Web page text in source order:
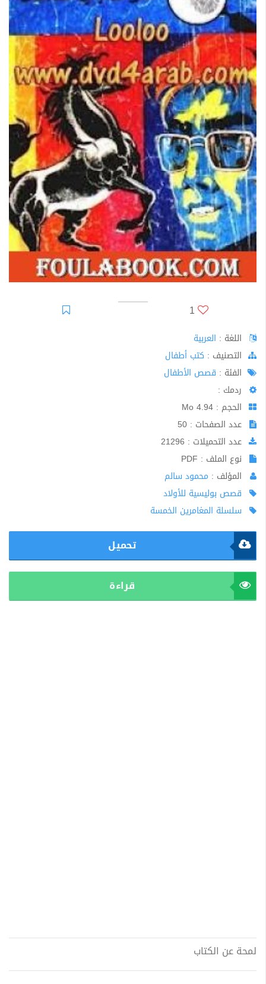
1
اللغة : العربية
اﻟﺘﺼﻨﻴﻒ : كتب أطفال
الفئة : قصص الأطفال
ردمك :
الحجم : 4.94 Mo
عدد الصفحات : 50
عدد التحميلات : 21296
نوع الملف : PDF
المؤلف : محمود سالم
قصص بوليسية للأولاد
سلسلة المغامرين الخمسة
تحميل
قراءة
لمحة عن الكتاب